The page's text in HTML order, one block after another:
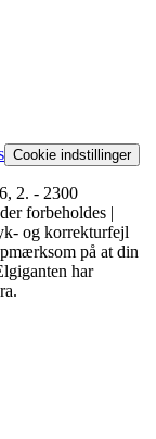
Cookie indstillinger
2. - 2300
forbeholdes |
og korrekturfejl
på at din
har